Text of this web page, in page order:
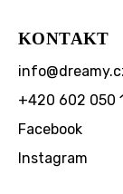
KONTAKT
info@
+420 602 050
Facebook
Instagram